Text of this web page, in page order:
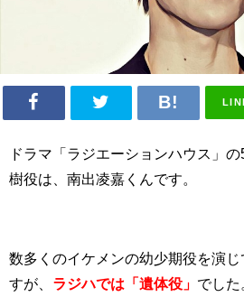
ドラマ「ラジエーションハウス」
樹役は、南出凌嘉くんです。
数多くのイケメンの幼少期役を演
すが、 ラジハでは「遺体役」 でした